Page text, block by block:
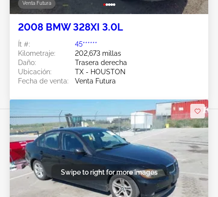
Venta Futura
2008 BMW 328XI 3.0L
Ít #:
45******
Kilometraje:
202,673 millas
Daño:
Trasera derecha
Ubicación:
TX - HOUSTON
Fecha de venta:
Venta Futura
Swipe to right for more images